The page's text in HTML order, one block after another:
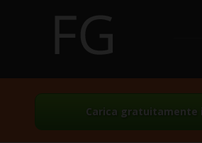
Carica gratuitamente